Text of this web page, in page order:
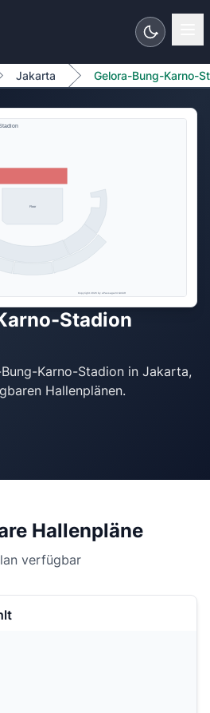
Jakarta Gelora-Bung-Karno-
Stadion
Karno-Stadion in Jakarta,
Floor
Copyright 2026 by ePassage24 GmbH
Hallenpläne
verfügbar